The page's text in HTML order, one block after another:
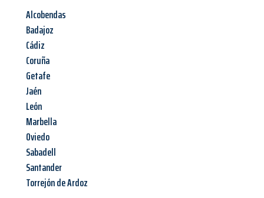
Alcobendas
Badajoz
Cádiz
Coruña
Getafe
Jaén
León
Marbella
Oviedo
Sabadell
Santander
Torrejón de Ardoz